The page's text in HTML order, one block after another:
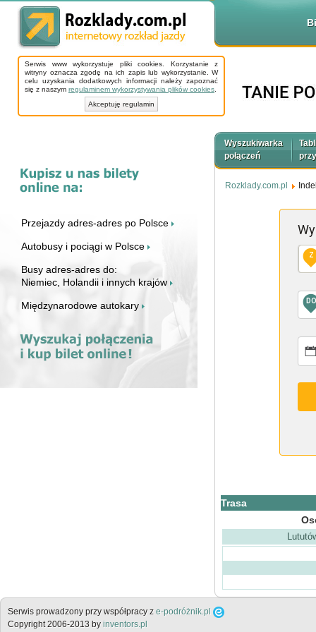
Serwis www wykorzystuje pliki cookies. Korzystanie z
witryny oznacza zgodę na ich zapis lub wykorzystanie. W
celu uzyskania dodatkowych informacji należy zapoznać
się z naszym regulaminem wykorzystywania plików cookies
Akceptuję regulamin
Przejazdy adres-adres po Polsce
Autobusy i pociągi w Polsce
Busy adres-adres do:
Niemiec, Holandii i innych krajów
Międzynarodowe autokary
Wyszukiwarka
połączeń
Rozklady.com.pl
Z
DO
Trasa
Serwis prowadzony przy współpracy z e-podróżnik.pl
Copyright 2006-2013 by inventors.pl